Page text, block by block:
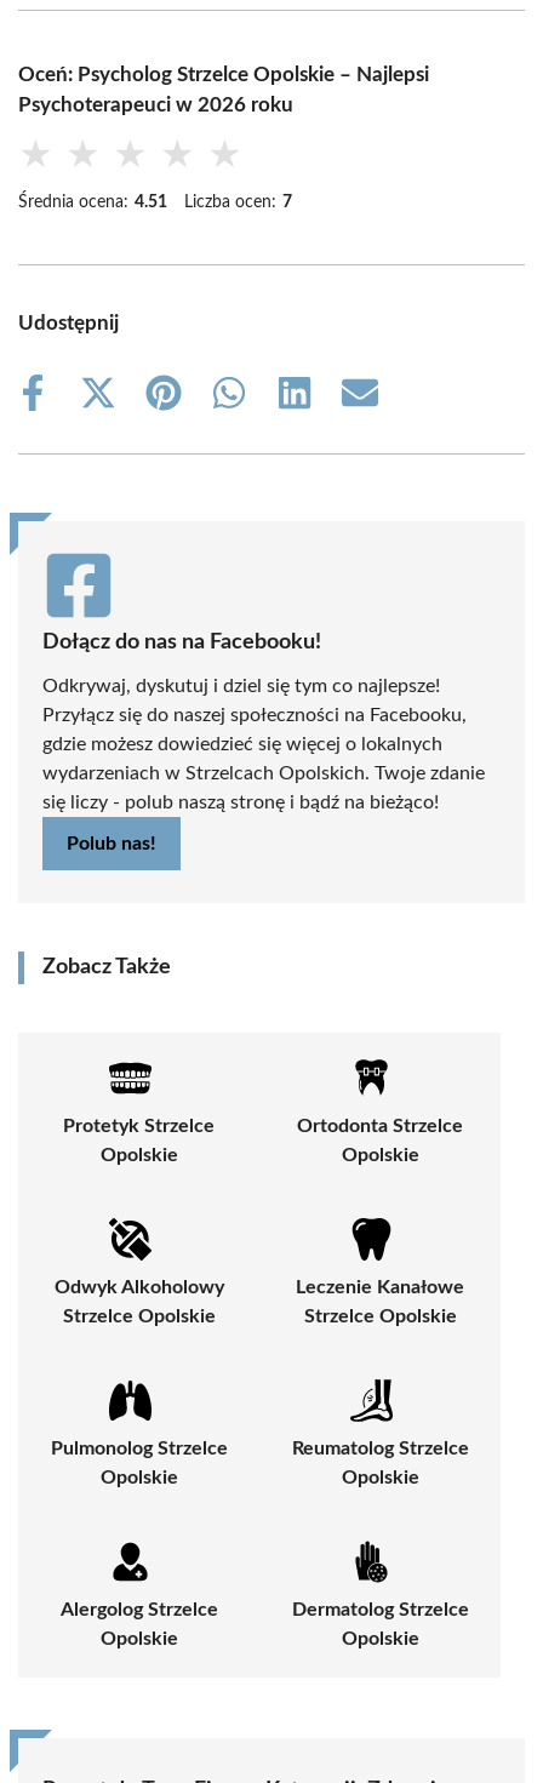
Oceń: Psycholog Strzelce Opolskie – Najlepsi
Psychoterapeuci w 2026 roku
★ ★ ★ ★ ★
Średnia ocena: 4.51 Liczba ocen: 7
Udostępnij
Share
Share
(Twitter)
Share
Share
Share
Share
Dołącz do nas na Facebooku!
Odkrywaj, dyskutuj i dziel się tym co najlepsze!
Przyłącz się do naszej społeczności na Facebooku,
gdzie możesz dowiedzieć się więcej o lokalnych
wydarzeniach w Strzelcach Opolskich. Twoje zdanie
się liczy - polub naszą stronę i bądź na bieżąco!
Polub nas!
Zobacz Także
Protetyk Strzelce
Opolskie
Ortodonta Strzelce
Opolskie
Odwyk Alkoholowy
Strzelce Opolskie
Leczenie Kanałowe
Strzelce Opolskie
Pulmonolog Strzelce
Opolskie
Reumatolog Strzelce
Opolskie
Alergolog Strzelce
Opolskie
Dermatolog Strzelce
Opolskie